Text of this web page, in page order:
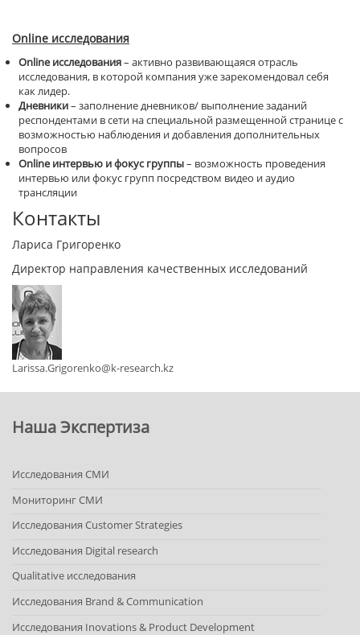
Online исследования
Online исследования– активно развивающаяся отрасль
исследования, в которой компания уже зарекомендовал себя
как лидер.
Дневники– заполнение дневников/ выполнение заданий
респондентами в сети на специальной размещенной странице с
возможностью наблюдения и добавления дополнительных
вопросов
Onlineинтервью и фокус группы– возможность проведения
интервью или фокус групп посредством видео и аудио
трансляции
Контакты
Лариса Григоренко
Директор направления качественных исследований
Larissa.Grigorenko@k-research.kz
Наша Экспертиза
Исследования СМИ
Мониторинг СМИ
Исследования Customer Strategies
Исследования Digital research
Qualitative исследования
Исследования Brand & Communication
Исследования Inovations & Product Development